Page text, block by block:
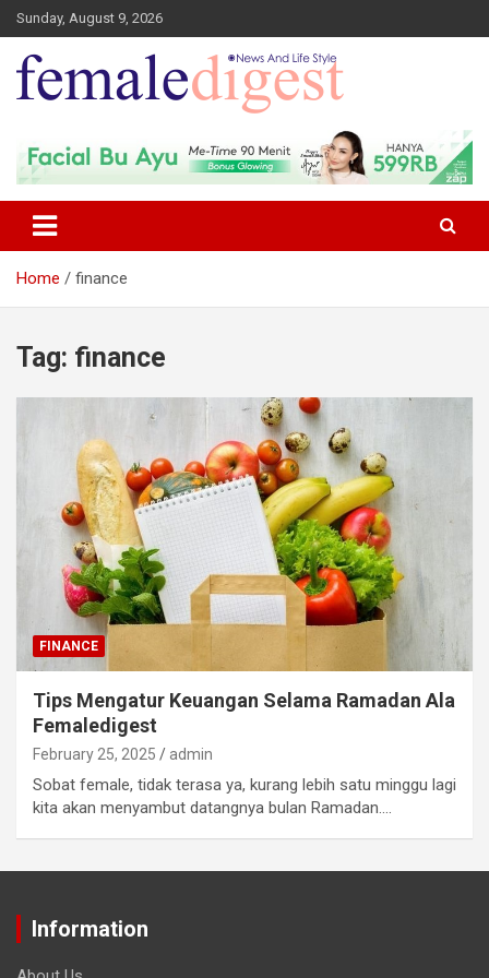
Sunday, August 9, 2026
Female Digest
Home finance
Tag: finance
FINANCE
Tips Mengatur Keuangan Selama Ramadan Ala
Femaledigest
February 25, 2025 admin
Sobat female, tidak terasa ya, kurang lebih satu minggu lagi
kita akan menyambut datangnya bulan Ramadan.…
Information